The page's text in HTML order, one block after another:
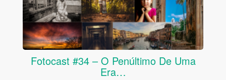
Fotocast #34 – O Penúltimo De Uma
Era…